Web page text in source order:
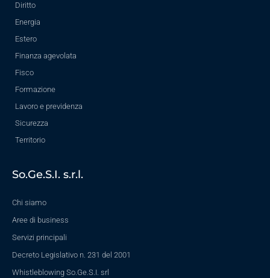
Diritto
Energia
Estero
Finanza agevolata
Fisco
Formazione
Lavoro e previdenza
Sicurezza
Territorio
So.Ge.S.I. s.r.l.
Chi siamo
Aree di business
Servizi principali
Decreto Legislativo n. 231 del 2001
Whistleblowing So.Ge.S.I. srl